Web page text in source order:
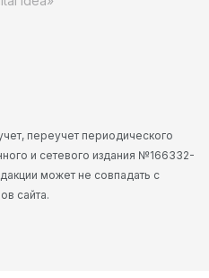
переучет периодического
и сетевого издания №166332-
может не совпадать с
сайта.